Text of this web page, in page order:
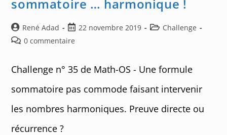
sommatoire … harmonique !
Auteur/autrice
de
René Adad
Post
published:
22 novembre 2019
PostChallenge
Post0 commentaire
Challenge n° 35 de Math-OS - Une formule
sommatoire pas commode faisant intervenir
les nombres harmoniques. Preuve directe ou
récurrence ?